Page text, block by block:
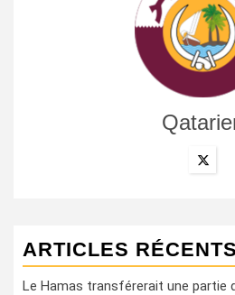
ARTICLES RÉCENTS
Le Hamas transférerait une partie